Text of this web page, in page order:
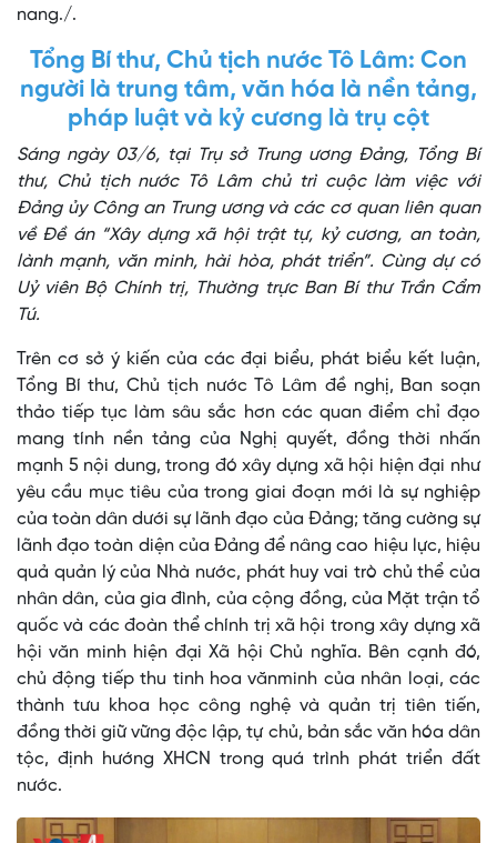
nang./.
Tổng Bí thư, Chủ tịch nước Tô Lâm: Con
người là trung tâm, văn hóa là nền tảng,
pháp luật và kỷ cương là trụ cột
Sáng ngày 03/6, tại Trụ sở Trung ương Đảng, Tổng Bí
thư, Chủ tịch nước Tô Lâm chủ trì cuộc làm việc với
Đảng ủy Công an Trung ương và các cơ quan liên quan
về Đề án “Xây dựng xã hội trật tự, kỷ cương, an toàn,
lành mạnh, văn minh, hài hòa, phát triển”. Cùng dự có
Uỷ viên Bộ Chính trị, Thường trực Ban Bí thư Trần Cẩm
Tú.
Trên cơ sở ý kiến của các đại biểu, phát biểu kết luận,
Tổng Bí thư, Chủ tịch nước Tô Lâm đề nghị, Ban soạn
thảo tiếp tục làm sâu sắc hơn các quan điểm chỉ đạo
mang tính nền tảng của Nghị quyết, đồng thời nhấn
mạnh 5 nội dung, trong đó xây dựng xã hội hiện đại như
yêu cầu mục tiêu của trong giai đoạn mới là sự nghiệp
của toàn dân dưới sự lãnh đạo của Đảng; tăng cường sự
lãnh đạo toàn diện của Đảng để nâng cao hiệu lực, hiệu
quả quản lý của Nhà nước, phát huy vai trò chủ thể của
nhân dân, của gia đình, của cộng đồng, của Mặt trận tổ
quốc và các đoàn thể chính trị xã hội trong xây dựng xã
hội văn minh hiện đại Xã hội Chủ nghĩa. Bên cạnh đó,
chủ động tiếp thu tinh hoa vănminh của nhân loại, các
thành tưu khoa học công nghệ và quản trị tiên tiến,
đồng thời giữ vững độc lập, tự chủ, bản sắc văn hóa dân
tộc, định hướng XHCN trong quá trình phát triển đất
nước.